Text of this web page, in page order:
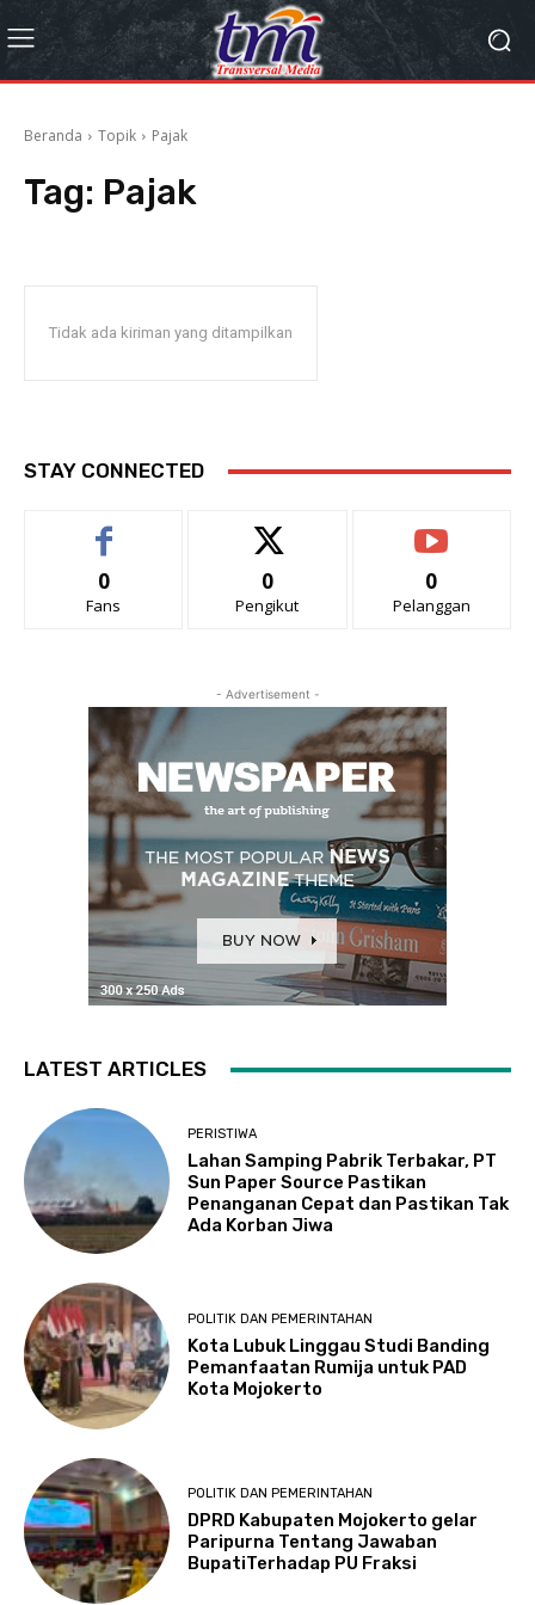
Beranda Topik Pajak
Tag: Pajak
Tidak ada kiriman yang ditampilkan
STAY CONNECTED
0
Fans
0
Pengikut
0
Pelanggan
- Advertisement -
LATEST ARTICLES
PERISTIWA
Lahan Samping Pabrik Terbakar, PT
Sun Paper Source Pastikan
Penanganan Cepat dan Pastikan Tak
Ada Korban Jiwa
POLITIK DAN PEMERINTAHAN
Kota Lubuk Linggau Studi Banding
Pemanfaatan Rumija untuk PAD
Kota Mojokerto
POLITIK DAN PEMERINTAHAN
DPRD Kabupaten Mojokerto gelar
Paripurna Tentang Jawaban
BupatiTerhadap PU Fraksi